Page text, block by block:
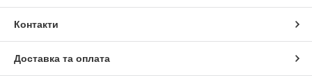
Контакти
Доставка та оплата